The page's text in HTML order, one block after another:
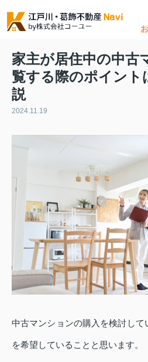
家主が居住中の中古
覧する際のポイント
説
2024.11.19
中古マンションの購入を検討し
を希望していることと思います。